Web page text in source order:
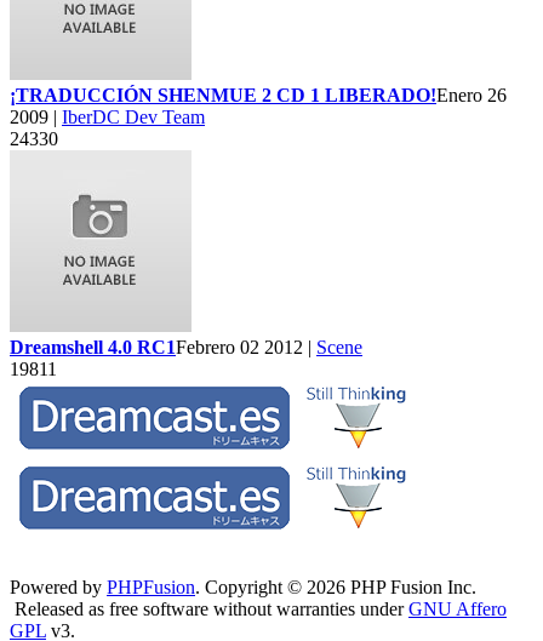
¡TRADUCCIÓN SHENMUE 2 CD 1 LIBERADO!Enero 26
2009 | IberDC Dev Team
24330
Dreamshell 4.0 RC1Febrero 02 2012 | Scene
19811
Powered by PHPFusion. Copyright © 2026 PHP Fusion Inc.
Released as free software without warranties underGNU Affero
GPL v3.